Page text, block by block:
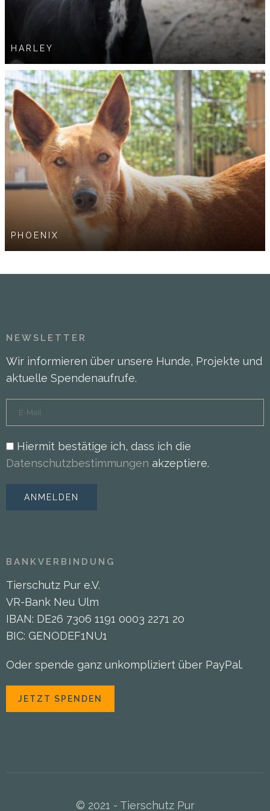
HARLEY
PHOENIX
NEWSLETTER
Wir informieren über unsere Hunde, Projekte und
aktuelle Spendenaufrufe.
Hiermit bestätige ich, dass ich die
Datenschutzbestimmungen akzeptiere.
BANKVERBINDUNG
Tierschutz Pur e.V.
VR-Bank Neu Ulm
IBAN: DE26 7306 1191 0003 2271 20
BIC: GENODEF1NU1
Oder spende ganz unkompliziert über PayPal.
JETZT SPENDEN
© 2021 - Tierschutz Pur